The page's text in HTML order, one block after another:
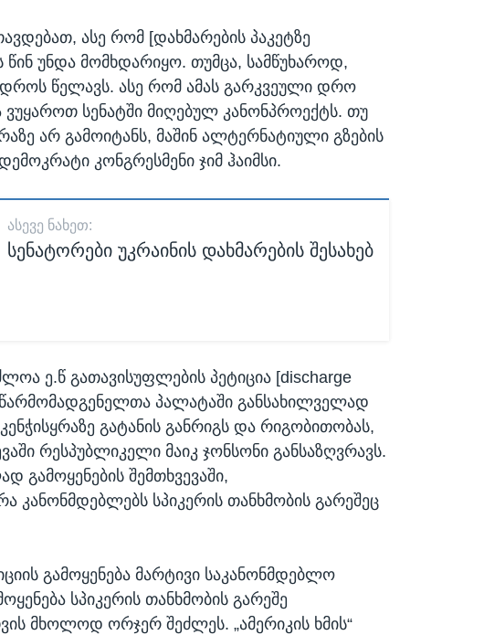
ასე რომ [დახმარების პაკეტზე
წინ უნდა მომხდარიყო. თუმცა, სამწუხაროდ,
დროს წელავს. ასე რომ ამას გარკვეული დრო
ვუყაროთ სენატში მიღებულ კანონპროექტს. თუ
არ გამოიტანს, მაშინ ალტერნატიული გზების
კონგრესმენი ჯიმ ჰაიმსი.
ᲐᲡᲔᲕᲔ ᲜᲐᲮᲔᲗ:
სენატორები უკრაინის დახმარების შესახებ
ე.წ გათავისუფლების პეტიცია [discharge
პალატაში განსახილველად
გატანის განრიგს და რიგობითობას,
რესპუბლიკელი მაიკ ჯონსონი განსაზღვრავს.
გამოყენების შემთხვევაში,
კანონმდებლებს სპიკერის თანხმობის გარეშეც
გამოყენება მარტივი საკანონმდებლო
სპიკერის თანხმობის გარეშე
მხოლოდ ორჯერ შეძლეს. „ამერიკის ხმის“